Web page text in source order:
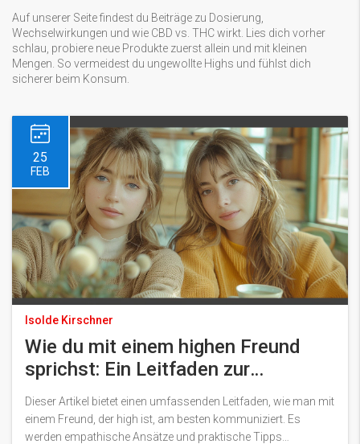
Auf unserer Seite findest du Beiträge zu Dosierung,
Wechselwirkungen und wie CBD vs. THC wirkt. Lies dich vorher
schlau, probiere neue Produkte zuerst allein und mit kleinen
Mengen. So vermeidest du ungewollte Highs und fühlst dich
sicherer beim Konsum.
25
FEB
Isolde Kirschner
Wie du mit einem highen Freund
sprichst: Ein Leitfaden zur
Kommunikation
Dieser Artikel bietet einen umfassenden Leitfaden, wie man mit
einem Freund, der high ist, am besten kommuniziert. Es
werden empathische Ansätze und praktische Tipps